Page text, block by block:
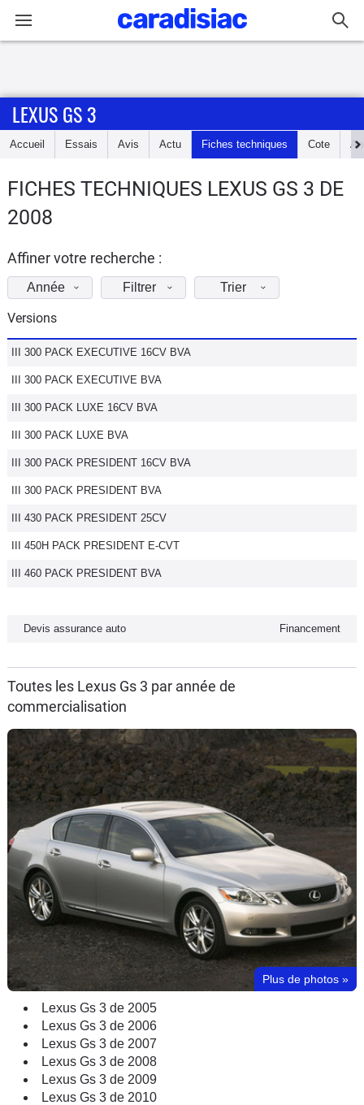
Accueil
Essais
d'achat
Electriques
Utilitaires
Flottes
Auto
Services
Forum
Marques
LEXUS GS 3
Accueil Essais Avis Actu Fiches techniques Cote
FICHES TECHNIQUES LEXUS GS 3 DE
2008
Affiner votre recherche :
Année Filtrer Trier
Versions
III 300 PACK EXECUTIVE 16CV BVA
III 300 PACK EXECUTIVE BVA
III 300 PACK LUXE 16CV BVA
III 300 PACK LUXE BVA
III 300 PACK PRESIDENT 16CV BVA
III 300 PACK PRESIDENT BVA
III 430 PACK PRESIDENT 25CV
III 450H PACK PRESIDENT E-CVT
III 460 PACK PRESIDENT BVA
Devis assurance auto Financement
Toutes les Lexus Gs 3 par année de
commercialisation
Plus de photos »
Lexus Gs 3 de 2005
Lexus Gs 3 de 2006
Lexus Gs 3 de 2007
Lexus Gs 3 de 2008
Lexus Gs 3 de 2009
Lexus Gs 3 de 2010